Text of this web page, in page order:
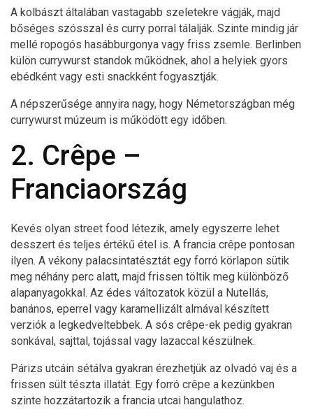
A kolbászt általában vastagabb szeletekre vágják, majd
bőséges szósszal és curry porral tálalják. Szinte mindig jár
mellé ropogós hasábburgonya vagy friss zsemle. Berlinben
külön currywurst standok működnek, ahol a helyiek gyors
ebédként vagy esti snackként fogyasztják.
A népszerűsége annyira nagy, hogy Németországban még
currywurst múzeum is működött egy időben.
2. Crêpe –
Franciaország
Kevés olyan street food létezik, amely egyszerre lehet
desszert és teljes értékű étel is. A francia crêpe pontosan
ilyen. A vékony palacsintatésztát egy forró körlapon sütik
meg néhány perc alatt, majd frissen töltik meg különböző
alapanyagokkal. Az édes változatok közül a Nutellás,
banános, eperrel vagy karamellizált almával készített
verziók a legkedveltebbek. A sós crêpe-ek pedig gyakran
sonkával, sajttal, tojással vagy lazaccal készülnek.
Párizs utcáin sétálva gyakran érezhetjük az olvadó vaj és a
frissen sült tészta illatát. Egy forró crêpe a kezünkben
szinte hozzátartozik a francia utcai hangulathoz.